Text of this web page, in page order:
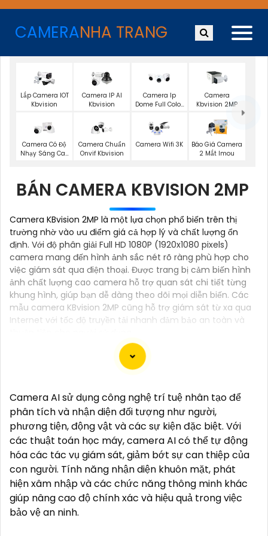
CAMERANHA TRANG
Lắp Camera IOT
Kbvision
Camera IP AI
Kbvision
Camera Ip
Dome Full Color
Camera
Kbvision 2MP
Camera Có Độ
Nhạy Sáng Cao
Camera Chuẩn
Onvif Kbvision
Camera Wifi 3K
Báo Giá Camera
2 Mắt Imou
BÁN CAMERA KBVISION 2MP
Camera KBvision 2MP là một lựa chọn phổ biến trên thị
trường nhờ vào ưu điểm giá cả hợp lý và chất lượng ổn
định. Với độ phân giải Full HD 1080P (1920x1080 pixels)
camera mang đến hình ảnh sắc nét rõ ràng phù hợp cho
việc giám sát qua điện thoại. Được trang bị cảm biến hình
ảnh chất lượng cao camera hỗ trợ quan sát chi tiết từng
khung hình, giúp bạn dễ dàng theo dõi mọi diễn biến. Các
mẫu camera KBvision 2MP cũng hỗ trợ giám sát từ xa qua
Internet với tốc độ truyền tải nhanh đảm bảo an toàn và
Đây là một mẫu camera 2.0MP FULL HD rất tốt mà
bạn có thể sử dụng để giám sát và bảo vệ nhà cửa
hoặc cơ sở kinh doanh của mình. Camera này cung
cấp hình ảnh sắc nét, chất lượng cao và có khả
năng quan sát trong đêm thông qua công nghệ
hồng ngoại.
Dưới đây là một mô tả cơ bản về chiếc camera này:
- Độ phân giải: 2.0MP FULL HD- Chất lượng hình ảnh:
Sắc nét, chất lượng cao- Công nghệ hồng ngoại: Có
Camera AI sử dụng công nghệ trí tuệ nhân tạo để
phân tích và nhận diện đối tượng như người,
phương tiện, động vật và các sự kiện đặc biệt. Với
các thuật toán học máy, camera AI có thể tự động
hóa các tác vụ giám sát, giảm bớt sự can thiệp của
con người. Tính năng nhận diện khuôn mặt, phát
hiện xâm nhập và các chức năng thông minh khác
giúp nâng cao độ chính xác và hiệu quả trong việc
bảo vệ an ninh.